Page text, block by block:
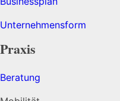
Unternehmensform
Praxis
Beratung